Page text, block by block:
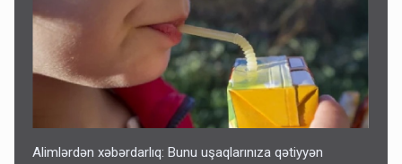
Alimlərdən xəbərdarlıq: Bunu uşaqlarınıza qətiyyən